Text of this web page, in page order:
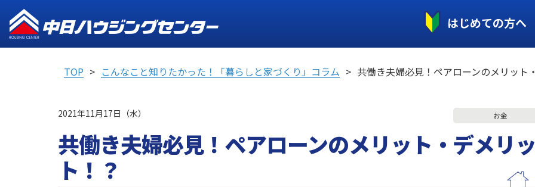
はじめての方へ
TOP こんなこと知りたかった！「暮らしと家づくり」コラム 共働き夫婦必見！ペアローンのメリット
2021年11月17日（水） お金
共働き夫婦必見！ペアローンのメリット・デメリ
ト！？